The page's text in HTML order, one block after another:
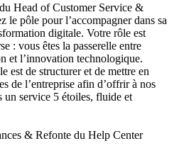
Head of Customer Service &
le pôle pour l’accompagner dans sa
digitale. Votre rôle est
: vous êtes la passerelle entre
et l’innovation technologique.
est de structurer et de mettre en
de l’entreprise afin d’offrir à nos
un service 5 étoiles, fluide et
& Refonte du Help Center